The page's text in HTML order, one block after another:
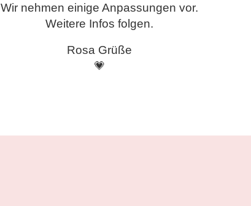
Wir nehmen einigeAnpassungen vor.
Weitere Infos folgen.
Rosa Grüße
💗